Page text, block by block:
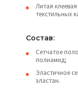
Литая
текстильных
Состав:
Сетчатое
полиамид;
Эластичное
эластан.